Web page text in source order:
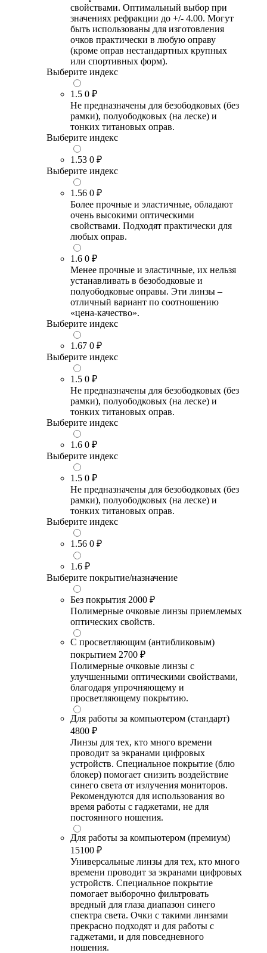
свойствами. Оптимальный выбор при
значениях рефракции до +/- 4.00. Могут
быть использованы для изготовления
очков практически в любую оправу
(кроме оправ нестандартных крупных
или спортивных форм).
Выберите индекс
1.5 0 ₽
Не предназначены для безободковых (без
рамки), полуободковых (на леске) и
тонких титановых оправ.
Выберите индекс
1.53 0 ₽
Выберите индекс
1.56 0 ₽
Более прочные и эластичные, обладают
очень высокими оптическими
свойствами. Подходят практически для
любых оправ.
1.6 0 ₽
Менее прочные и эластичные, их нельзя
устанавливать в безободковые и
полуободковые оправы. Эти линзы –
отличный вариант по соотношению
«цена-качество».
Выберите индекс
1.67 0 ₽
Выберите индекс
1.5 0 ₽
Не предназначены для безободковых (без
рамки), полуободковых (на леске) и
тонких титановых оправ.
Выберите индекс
1.6 0 ₽
Выберите индекс
1.5 0 ₽
Не предназначены для безободковых (без
рамки), полуободковых (на леске) и
тонких титановых оправ.
Выберите индекс
1.56 0 ₽
1.6 ₽
Выберите покрытие/назначение
Без покрытия 2000 ₽
Полимерные очковые линзы приемлемых
оптических свойств.
С просветляющим (антибликовым)
покрытием 2700 ₽
Полимерные очковые линзы с
улучшенными оптическими свойствами,
благодаря упрочняющему и
просветляющему покрытию.
Для работы за компьютером (стандарт)
4800 ₽
Линзы для тех, кто много времени
проводит за экранами цифровых
устройств. Специальное покрытие (блю
блокер) помогает снизить воздействие
синего света от излучения мониторов.
Рекомендуются для использования во
время работы с гаджетами, не для
постоянного ношения.
Для работы за компьютером (премиум)
15100 ₽
Универсальные линзы для тех, кто много
времени проводит за экранами цифровых
устройств. Специальное покрытие
помогает выборочно фильтровать
вредный для глаза диапазон синего
спектра света. Очки с такими линзами
прекрасно подходят и для работы с
гаджетами, и для повседневного
ношения.